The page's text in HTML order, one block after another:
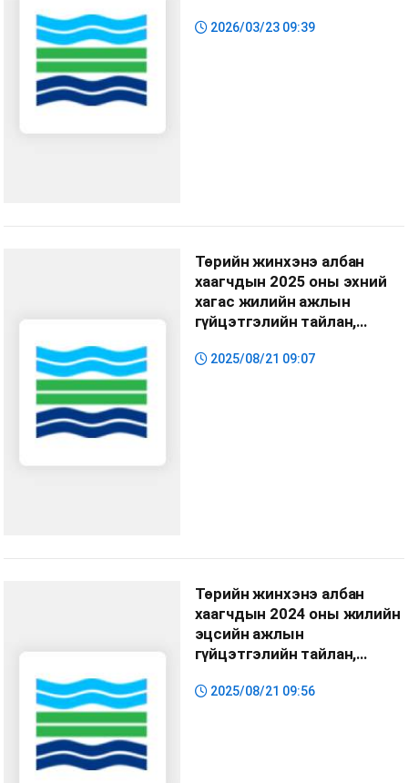
2026/03/23 09:39
Төрийн жинхэнэ албан
хаагчдын 2025 оны эхний
хагас жилийн ажлын
гүйцэтгэлийн тайлан,
2025/08/21 09:07
Төрийн жинхэнэ албан
хаагчдын 2024 оны жилийн
эцсийн ажлын
гүйцэтгэлийн тайлан,
2025/08/21 09:56